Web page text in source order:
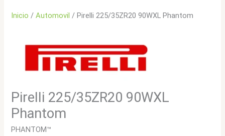
Inicio /Automovil / Pirelli 225/35ZR20 90WXL Phantom
Pirelli 225/35ZR20 90WXL
Phantom
PHANTOM™